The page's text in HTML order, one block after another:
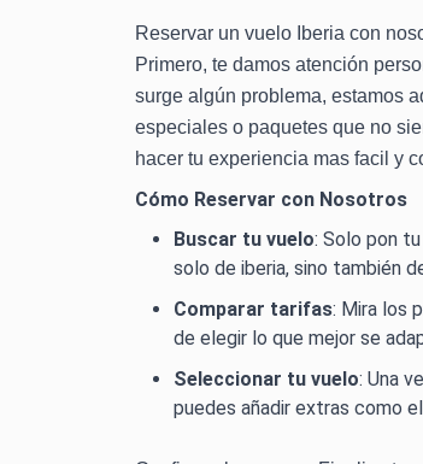
Reservar un vuelo Iberia con
Primero, te damos atención
surge algún problema, estamos
especiales o paquetes que no
hacer tu experiencia mas facil y
Cómo Reservar con Nosotros
Buscar tu vuelo: Solo pon
solo de iberia, sino también
Comparar tarifas: Mira los
de elegir lo que mejor se
Seleccionar tu vuelo: Una
puedes añadir extras como